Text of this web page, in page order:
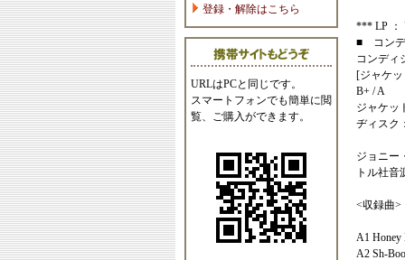
登録・解除はこちら
URLはPCと同じです。
スマートフォンでも簡単に閲
覧、ご購入ができます。
*** LP ：
■ コン
コンディ
[ジャケ
B+ / A
ジャケッ
ヂィスク
ジョニー
トル社音
<収録曲>
A1 Honey
A2 Sh-